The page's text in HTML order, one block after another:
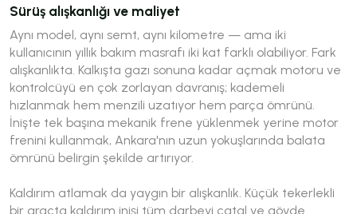
Sürüş alışkanlığı ve maliyet
Aynı model, aynı semt, aynı kilometre — ama iki
kullanıcının yıllık bakım masrafı iki kat farklı olabiliyor. Fark
alışkanlıkta. Kalkışta gazı sonuna kadar açmak motoru ve
kontrolcüyü en çok zorlayan davranış; kademeli
hızlanmak hem menzili uzatıyor hem parça ömrünü.
İnişte tek başına mekanik frene yüklenmek yerine motor
frenini kullanmak, Ankara'nın uzun yokuşlarında balata
ömrünü belirgin şekilde artırıyor.
Kaldırım atlamak da yaygın bir alışkanlık. Küçük tekerlekli
bir araçta kaldırım inişi tüm darbeyi çatal ve gövde